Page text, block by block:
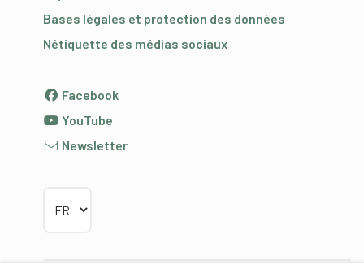
Bases légales et protection des données
Nétiquette des médias sociaux
Facebook
YouTube
Newsletter